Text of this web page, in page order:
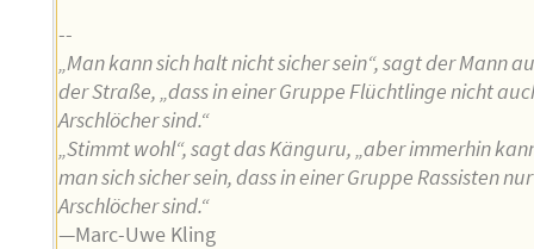
--
„Man kann sich halt nicht sicher sein“, sagt der Mann
der Straße, „dass in einer Gruppe Flüchtlinge nicht
Arschlöcher sind.“
„Stimmt wohl“, sagt das Känguru, „aber immerhin
man sich sicher sein, dass in einer Gruppe Rassisten nur
Arschlöcher sind.“
—Marc-Uwe Kling